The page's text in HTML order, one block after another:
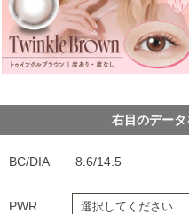
右目のデー
BC/DIA 8.6/14.5
PWR